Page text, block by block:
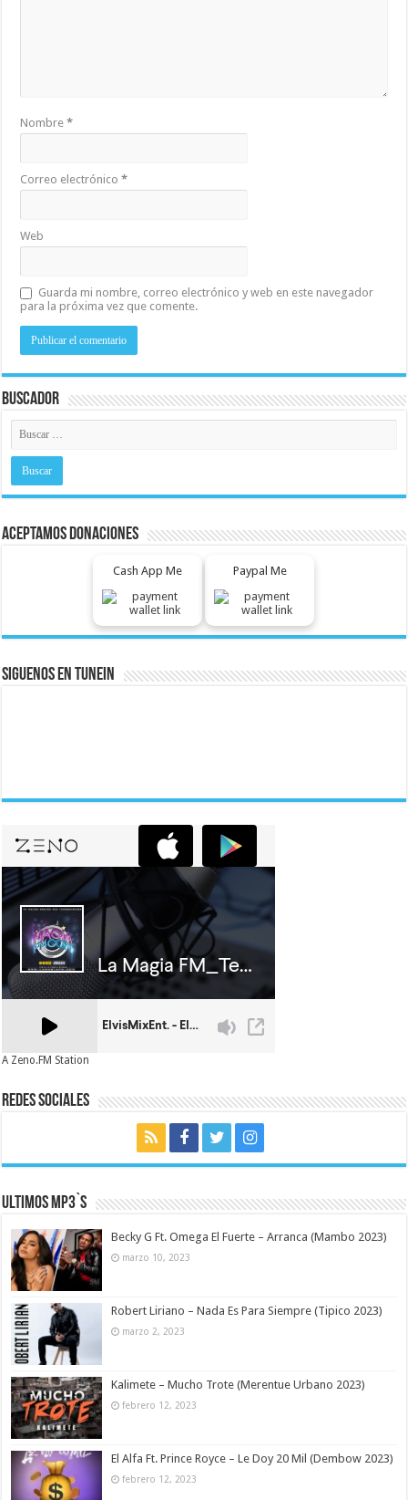
Nombre*
Correo electrónico*
Web
Guarda mi nombre, correo electrónico y web en este navegador
para la próxima vez que comente.
Buscador
Aceptamos Donaciones
Cash App Me Paypal Me
Siguenos En Tunein
A Zeno.FM Station
Redes Sociales
Ultimos MP3`s
Becky G Ft. Omega El Fuerte – Arranca (Mambo 2023)
marzo 10, 2023
Robert Liriano – Nada Es Para Siempre (Tipico 2023)
marzo 2, 2023
Kalimete – Mucho Trote (Merentue Urbano 2023)
febrero 12, 2023
El Alfa Ft. Prince Royce – Le Doy 20 Mil (Dembow 2023)
febrero 12, 2023